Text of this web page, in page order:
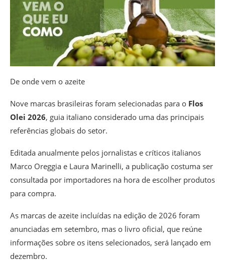
De onde vem o azeite
Nove marcas brasileiras foram selecionadas para o Flos
Olei 2026, guia italiano considerado uma das principais
referências globais do setor.
Editada anualmente pelos jornalistas e críticos italianos
Marco Oreggia e Laura Marinelli, a publicação costuma ser
consultada por importadores na hora de escolher produtos
para compra.
As marcas de azeite incluídas na edição de 2026 foram
anunciadas em setembro, mas o livro oficial, que reúne
informações sobre os itens selecionados, será lançado em
dezembro.